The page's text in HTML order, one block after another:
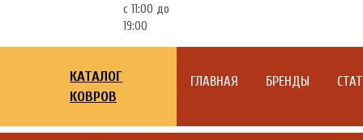
с 11:00 до
19:00
КАТАЛОГ
КОВРОВ
ГЛАВНАЯ БРЕНДЫ